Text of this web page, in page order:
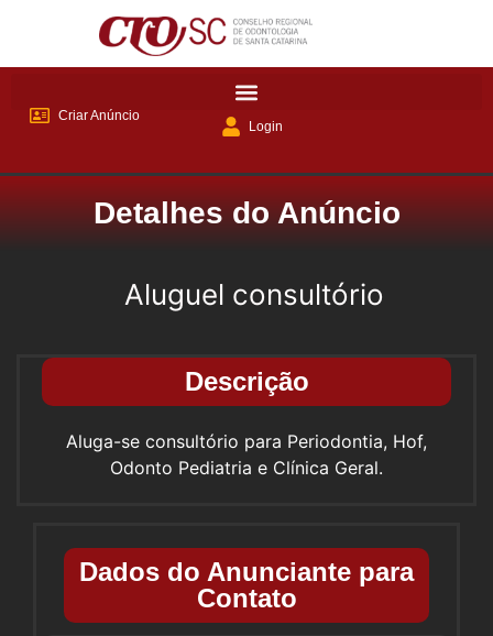
Criar Anúncio
Login
Detalhes do Anúncio
Aluguel consultório
Descrição
Aluga-se consultório para Periodontia, Hof,
Odonto Pediatria e Clínica Geral.
Dados do Anunciante para
Contato